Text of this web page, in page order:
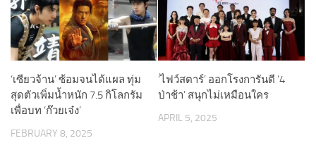
‘เซียวจ้าน’ ซ้อมจนได้แผล ทุ่ม
สุดตัวเพิ่มน้ำหนัก 7.5 กิโลกรัม
เพื่อบท ‘ก๊วยเจ๋ง’
FEBRUARY 8, 2025
‘ไฟว์สตาร์’ ออกโรงการันตี ‘4
ป่าช้า’ สนุกไม่เหมือนใคร
APRIL 5, 2025